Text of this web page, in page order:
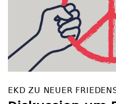
Diskussion um